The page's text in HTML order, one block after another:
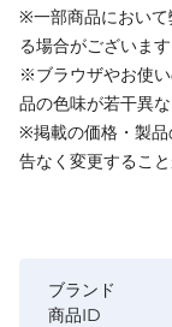
※一部商品において
る場合がございます
※ブラウザやお使
品の色味が若干異
※掲載の価格・製品
告なく変更するこ
ブランド
商品ID